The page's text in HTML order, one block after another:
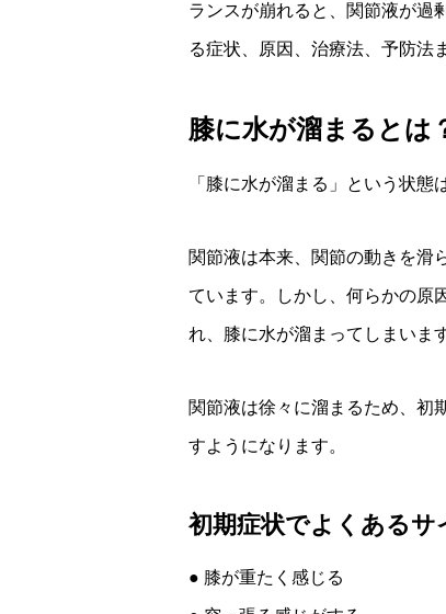
ランスが崩れると、関節液が過
る症状、原因、治療法、予防法
膝に水が溜まるとは
「膝に水が溜まる」という状態
関節液は本来、関節の動きを滑
ています。しかし、何らかの原
れ、膝に水が溜まってしまいます
関節液は徐々に溜まるため、初
すようになります。
初期症状でよくあるサ
● 膝が重たく感じる